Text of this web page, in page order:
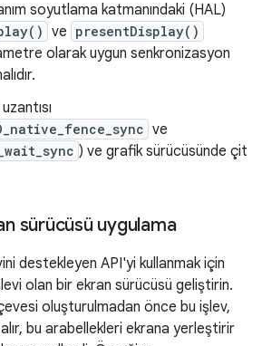
soyutlama katmanındaki (HAL)
ve presentDisplay()
olarak uygun senkronizasyon
ve
) ve grafik sürücüsünde çit
sürücüsü uygulama
destekleyen API'yi kullanmak için
olan bir ekran sürücüsü geliştirin.
oluşturulmadan önce bu işlev,
bu arabellekleri ekrana yerleştirir